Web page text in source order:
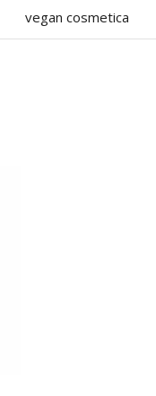
vegan cosmetica